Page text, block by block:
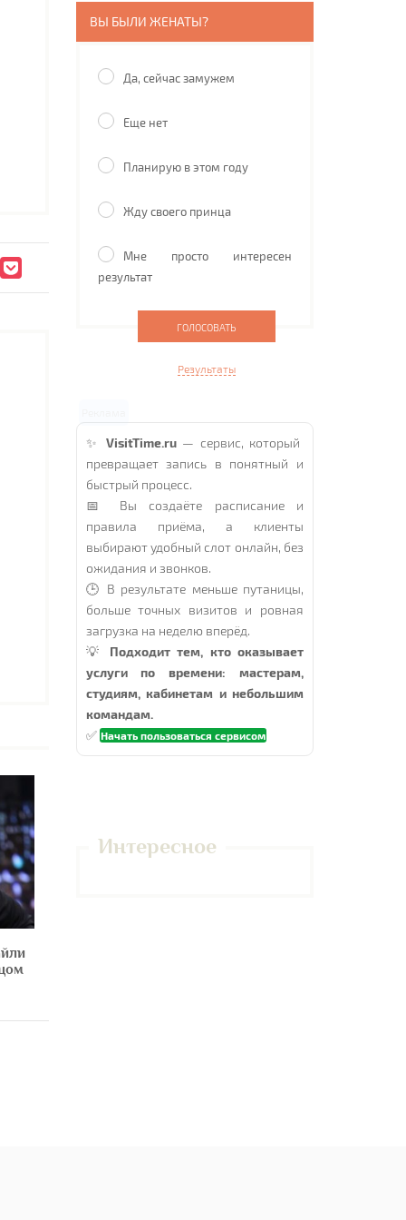
ВЫ БЫЛИ ЖЕНАТЫ?
Да, сейчас замужем
Еще нет
Планирую в этом году
Жду своего принца
Мне просто интересен
результат
Результаты
✨ VisitTime.ru— сервис, который
превращает запись в понятный и
быстрый процесс.
📅 Вы создаёте расписание и
правила приёма, а клиенты
выбирают удобный слот онлайн, без
ожидания и звонков.
🕒 В результате меньше путаницы,
больше точных визитов и ровная
загрузка на неделю вперёд.
💡 Подходит тем, кто оказывает
услуги по времени: мастерам,
студиям, кабинетам и небольшим
командам.
✅ Начать пользоваться сервисом
Интересное